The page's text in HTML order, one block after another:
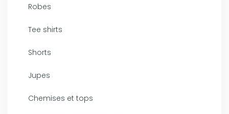
Robes
Tee shirts
Shorts
Jupes
Chemises et tops